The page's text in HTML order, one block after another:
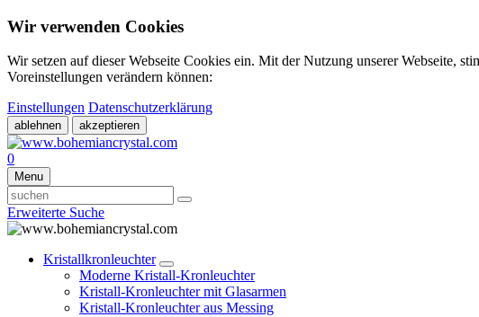
Wir verwenden Cookies
Wir setzen auf dieser Webseite Cookies ein. Mit der Nutzung unserer Webseite,
Voreinstellungen verändern können:
Einstellungen Datenschutzerklärung
ablehnen akzeptieren
0
Menu
Erweiterte Suche
Kristallkronleuchter
Moderne Kristall-Kronleuchter
Kristall-Kronleuchter mit Glasarmen
Kristall-Kronleuchter aus Messing